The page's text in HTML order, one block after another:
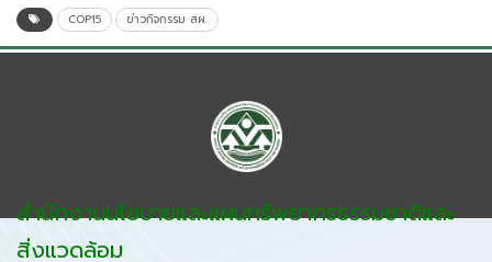
COP15 ข่าวกิจกรรม สผ.
สำนักงานนโยบายและแผนทรัพยากรธรรมชาติและ
สิ่งแวดล้อม